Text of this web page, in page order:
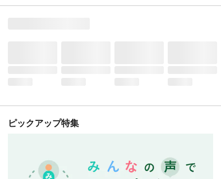
ピックアップ特集